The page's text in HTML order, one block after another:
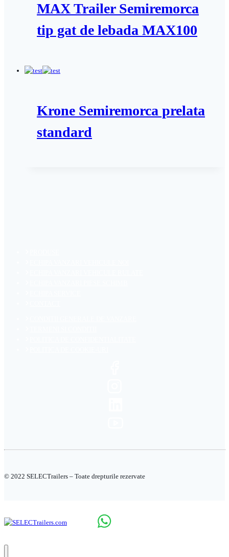
MAX Trailer Semiremorca
tip gat de lebada MAX100
Krone Semiremorca prelata
standard
© 2022 SELECTrailers – Toate drepturile rezervate